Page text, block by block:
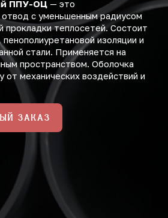
ППУ-ОЦ — это
отвод с уменьшенным радиусом
прокладки теплосетей. Состоит
изоляции и
стали. Применяется на
пространством. Оболочка
от механических воздействий и
ЗАКАЗ